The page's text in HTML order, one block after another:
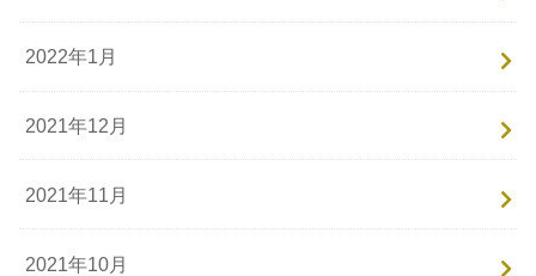
2022年1月
2021年12月
2021年11月
2021年10月